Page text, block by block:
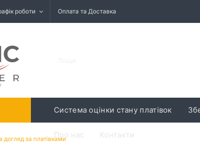
роботи Оплата та Доставка
Система оцінки стану платівок
Про нас Контакти
догляд за платівками